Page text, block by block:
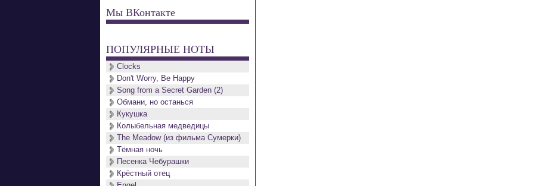
Мы ВКонтакте
ПОПУЛЯРНЫЕ НОТЫ
Clocks
Don't Worry, Be Happy
Song from a Secret Garden (2)
Обмани, но останься
Кукушка
Колыбельная медведицы
The Meadow (из фильма Сумерки)
Тёмная ночь
Песенка Чебурашки
Крёстный отец